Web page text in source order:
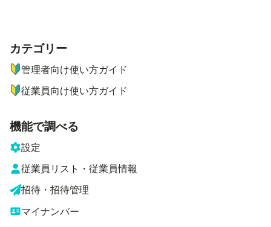
ナビゲーションメニュー
カテゴリー
管理者向け使い方ガイド
従業員向け使い方ガイド
機能で調べる
設定
従業員リスト・従業員情報
招待・招待管理
マイナンバー